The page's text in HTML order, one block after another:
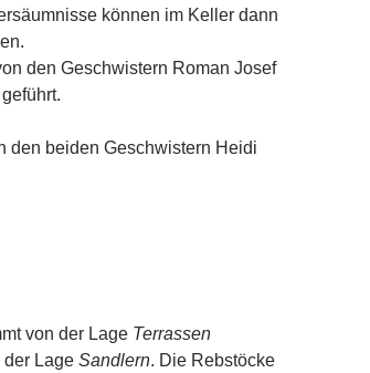
können im Keller dann
den Geschwistern Roman Josef
den beiden Geschwistern Heidi
von der Lage Terrassen
der Lage Sandlern. Die Rebstöcke